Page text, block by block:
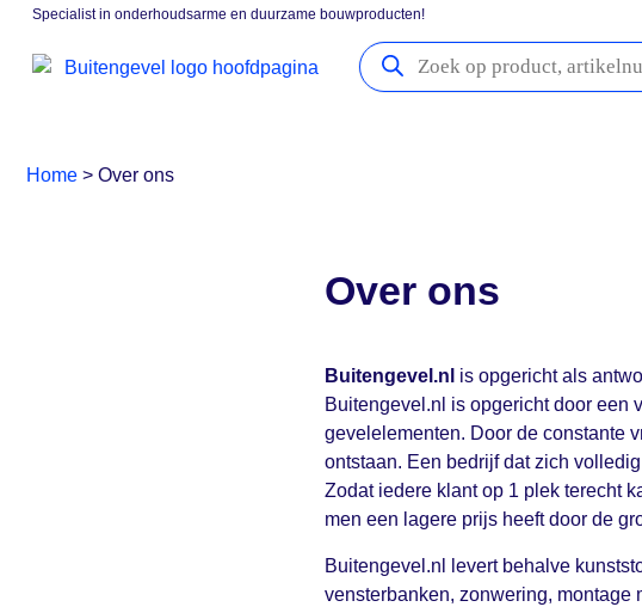
Specialist in onderhoudsarme en duurzame bouwproducten!
Home > Over ons
Over ons
Buitengevel.nl is opgericht als
Buitengevel.nl is opgericht door een
gevelelementen. Door de constante
ontstaan. Een bedrijf dat zich
Zodat iedere klant op 1 plek terecht
men een lagere prijs heeft door de
Buitengevel.nl levert behalve
vensterbanken, zonwering,